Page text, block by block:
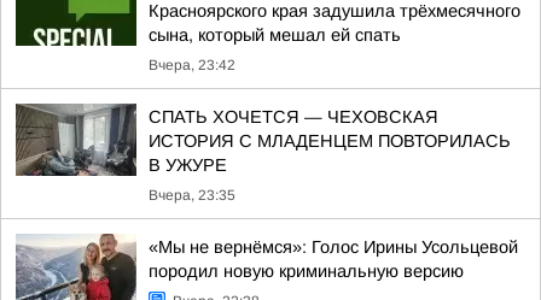
Красноярского края задушила трёхмесячного
сына, который мешал ей спать
Вчера, 23:42
СПАТЬ ХОЧЕТСЯ — ЧЕХОВСКАЯ
ИСТОРИЯ С МЛАДЕНЦЕМ ПОВТОРИЛАСЬ
В УЖУРЕ
Вчера, 23:35
«Мы не вернёмся»: Голос Ирины Усольцевой
породил новую криминальную версию